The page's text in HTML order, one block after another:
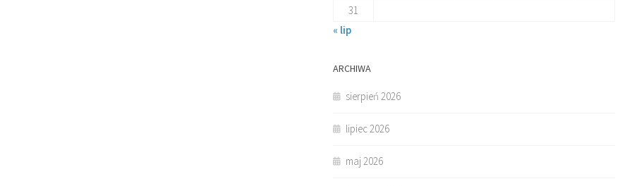
31
« lip
ARCHIWA
sierpień 2026
lipiec 2026
maj 2026